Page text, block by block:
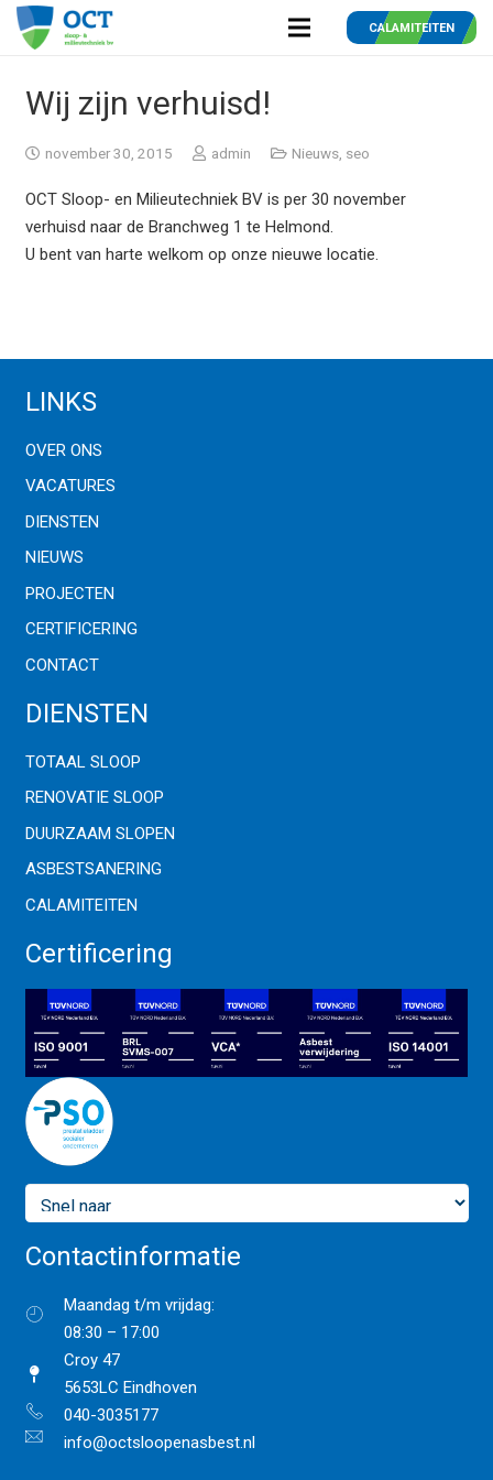
CALAMITEITEN
Wij zijn verhuisd!
november 30, 2015 admin Nieuws seo
OCT Sloop- en Milieutechniek BV is per 30 november
verhuisd naar de Branchweg 1 te Helmond.
U bent van harte welkom op onze nieuwe locatie.
LINKS
OVER ONS
VACATURES
DIENSTEN
NIEUWS
PROJECTEN
CERTIFICERING
CONTACT
DIENSTEN
TOTAAL SLOOP
RENOVATIE SLOOP
DUURZAAM SLOPEN
ASBESTSANERING
CALAMITEITEN
Certificering
Contactinformatie
Maandag t/m vrijdag:
08:30 – 17:00
Croy 47
5653LC Eindhoven
040-3035177
info@octsloopenasbest.nl